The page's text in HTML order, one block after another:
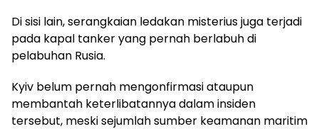
Di sisi lain, serangkaian ledakan misterius juga terjadi
pada kapal tanker yang pernah berlabuh di
pelabuhan Rusia.
Kyiv belum pernah mengonfirmasi ataupun
membantah keterlibatannya dalam insiden
tersebut, meski sejumlah sumber keamanan maritim